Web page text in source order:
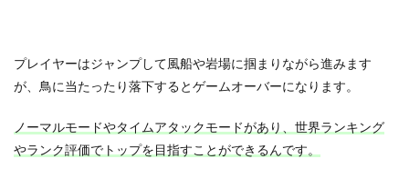
プレイヤーはジャンプして風船や岩場に掴まりながら進みます
が、鳥に当たったり落下するとゲームオーバーになります。
ノーマルモードやタイムアタックモードがあり、世界ランキング
やランク評価でトップを目指すことができるんです。